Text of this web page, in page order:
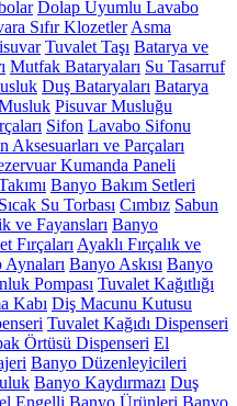
Dolap Uyumlu Lavabo
Sıfır Klozetler Asma
Tuvalet Taşı Batarya ve
Mutfak Bataryaları Su Tasarruf
Duş Bataryaları Batarya
Pisuvar Musluğu
Sifon Lavabo Sifonu
Aksesuarları ve Parçaları
Kumanda Paneli
Banyo Bakım Setleri
Sıcak Su Torbası Cımbız Sabun
ve Fayansları Banyo
Fırçaları Ayaklı Fırçalık ve
Banyo Askısı Banyo
Pompası Tuvalet Kağıtlığı
Kabı Diş Macunu Kutusu
Tuvalet Kağıdı Dispenseri
Örtüsü Dispenseri El
Banyo Düzenleyicileri
Banyo Kaydırmazı Duş
Engelli Banyo Ürünleri Banyo